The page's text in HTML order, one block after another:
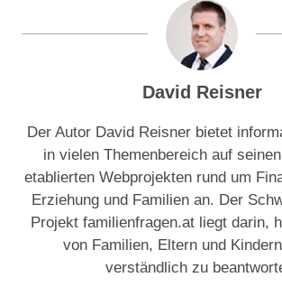
David Reisner
Der Autor David Reisner bietet
in vielen Themenbereich auf
etablierten Webprojekten rund um
Erziehung und Familien an. Der
Projekt familienfragen.at liegt darin,
von Familien, Eltern und
verständlich zu